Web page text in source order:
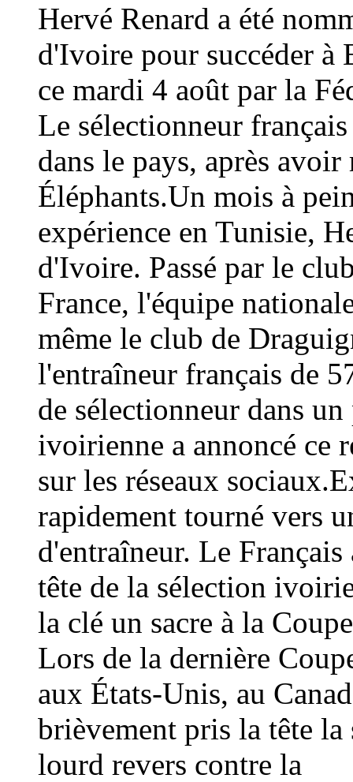
Hervé Renard a été
d'Ivoire pour succéder à
ce mardi 4 août par la
Le sélectionneur
dans le pays, après
Éléphants.Un mois à
expérience en Tunisie,
d'Ivoire. Passé par le
France, l'équipe
même le club de
l'entraîneur français de
de sélectionneur dans
ivoirienne a annoncé ce
sur les réseaux
rapidement tourné vers
d'entraîneur. Le
tête de la sélection
la clé un sacre à la
Lors de la dernière
aux États-Unis, au
brièvement pris la tête
lourd revers contre la